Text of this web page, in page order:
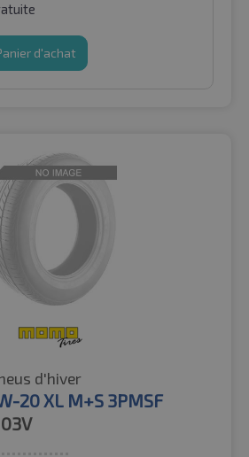
d'achat
d'hiver
20 XL M+S 3PMSF